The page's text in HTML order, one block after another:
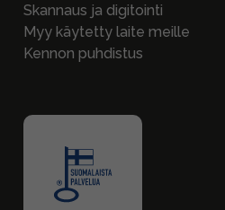
Skannaus ja digitointi
Myy käytetty laite meille
Kennon puhdistus